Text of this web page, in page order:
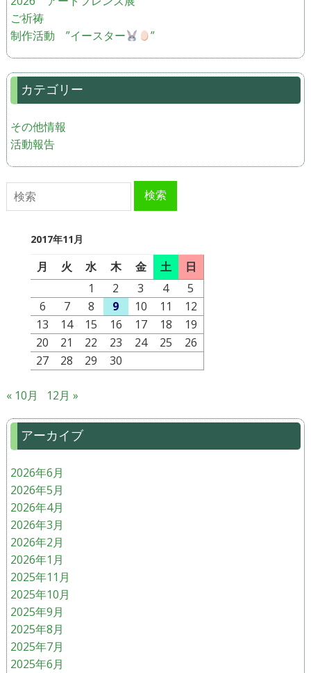
ご祈祷
制作活動 ”イースター
”
カテゴリー
その他情報
活動報告
検索 検索
2017年11月
月 火 水 木 金 土
日
1
2 3 4
5
6
7 8 9 10 11
12
13
14 15 16 17 18
19
20
21 22 23 24 25
26
27
28 29 30
« 10月 12月 »
アーカイブ
2026年6月
2026年5月
2026年4月
2026年3月
2026年2月
2026年1月
2025年11月
2025年10月
2025年9月
2025年8月
2025年7月
2025年6月